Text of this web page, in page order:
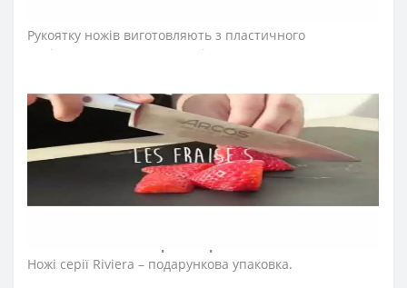
Рукоятку ножів виготовляють з пластичного
поліоксиметилену та прикріплюють до хвостовика
ударів, кислот, хлору, миючих засобів, грибків та
плісняви. Не потрапляють залишки їжі завдяки повній
відсутності пустот. Рукоятка ножів Аркос
пристосовується до форми руки, забезпечуючи повний
комфорт для роботи. Зберігає свою цілісність і
привабливий зовнішній вигляд під час всього періоду
використання.
Ножі серії Riviera – подарункова упаковка.